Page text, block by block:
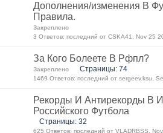
Дополнения/изменения В
Правила.
Закреплено
3 Ответов: последний от CSKA41, Nov 25
За Кого Болеете В Рфпл?
Закреплено Страницы: 74
1469 Ответов: последний от sergeev.ksu,
Рекорды И Антирекорды В
Российского Футбола
Страницы: 32
625 Ответов: последний от VLADRBSS,